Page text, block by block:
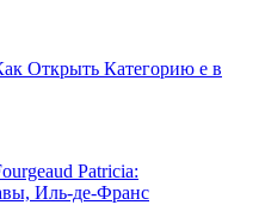
Открыть Категорию е в
Patricia:
Иль-де-Франс